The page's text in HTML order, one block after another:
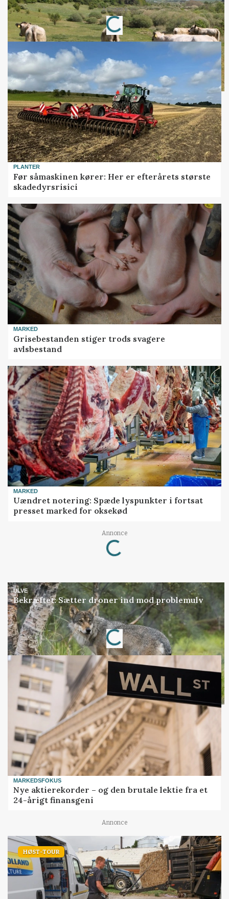
Annonce
Loading...
PLANTER
Før såmaskinen kører: Her er efterårets største
skadedyrsrisici
MARKED
Grisebestanden stiger trods svagere
avlsbestand
MARKED
Uændret notering: Spæde lyspunkter i fortsat
presset marked for oksekød
Annonce
Loading...
ULVE
Bekræftet: Sætter droner ind mod problemulv
Annonce
Loading...
MARKEDSFOKUS
Nye aktierekorder – og den brutale lektie fra et
24-årigt finansgeni
Annonce
HØST-TOUR